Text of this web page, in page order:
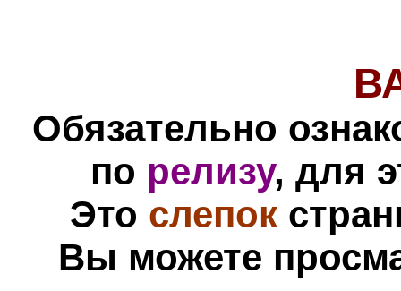
Обязательно
по релизу, для
Это слепок
Вы можете